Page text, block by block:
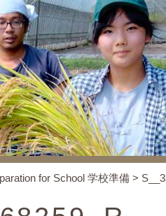
for School 学校準備 >